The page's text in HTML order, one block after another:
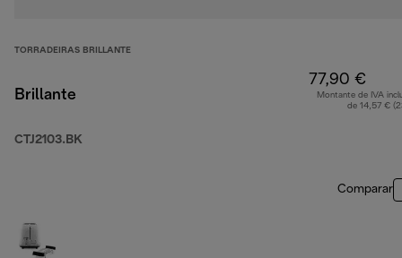
TORRADEIRAS BRILLANTE
Brillante
CTJ2103.BK
77,90 €
Montante de IVA
de 14,57 €
Comparar